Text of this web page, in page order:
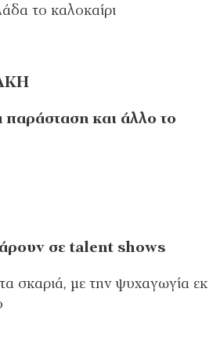
το καλοκαίρι
και άλλο το
σε talent shows
σκαριά, µε την ψυχαγωγία εκ